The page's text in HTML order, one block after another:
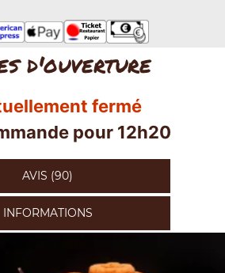
d'ouverture
fermé
pour 12h20
AVIS (90)
INFORMATIONS